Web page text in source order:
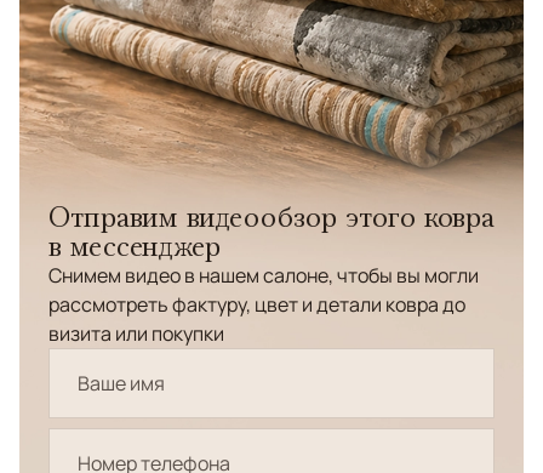
Отправим видеообзор этого ковра
в мессенджер
Снимем видео в нашем салоне, чтобы вы могли
рассмотреть фактуру, цвет и детали ковра до
визита или покупки